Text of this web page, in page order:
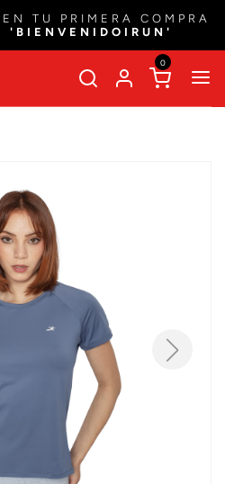
EN TU PRIMERA COMPRA
'BIENVENIDOIRUN'
0